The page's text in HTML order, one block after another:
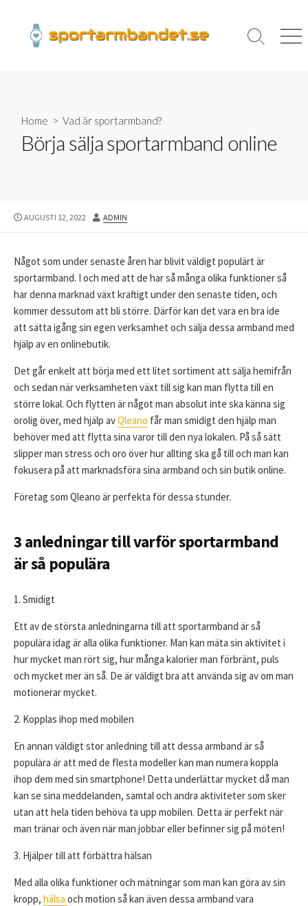
content
Search
Home > Vad är sportarmband?
Börja sälja sportarmband online
PUBLISHED
AUGUSTI 12, 2022 AUTHOR
ADMIN
Något som under senaste åren har blivit väldigt populärt är
sportarmband. I och med att de har så många olika funktioner så
har denna marknad växt kraftigt under den senaste tiden, och
kommer dessutom att bli större. Därför kan det vara en bra ide
att sätta igång sin egen verksamhet och sälja dessa armband med
hjälp av en onlinebutik.
Det går enkelt att börja med ett litet sortiment att sälja hemifrån
och sedan när verksamheten växt till sig kan man flytta till en
större lokal. Och flytten är något man absolut inte ska känna sig
orolig över, med hjälp avQleano får man smidigt den hjälp man
behöver med att flytta sina varor till den nya lokalen. På så sätt
slipper man stress och oro över hur allting ska gå till och man kan
fokusera på att marknadsföra sina armband och sin butik online.
Företag som Qleano är perfekta för dessa stunder.
3 anledningar till varför sportarmband
är så populära
1. Smidigt
Ett av de största anledningarna till att sportarmband är så
populära idag är alla olika funktioner. Man kan mäta sin aktivitet i
hur mycket man rört sig, hur många kalorier man förbränt, puls
och mycket mer än så. De är väldigt bra att använda sig av om man
motionerar mycket.
2. Kopplas ihop med mobilen
En annan väldigt stor anledning till att dessa armband är så
populära är att med de flesta modeller kan man numera koppla
ihop dem med sin smartphone! Detta underlättar mycket då man
kan se sina meddelanden, samtal och andra aktiviteter som sker
utan att hela tiden behöva ta upp mobilen. Detta är perfekt när
man tränar och även när man jobbar eller befinner sig på möten!
3. Hjälper till att förbättra hälsan
Med alla olika funktioner och mätningar som man kan göra av sin
kropp, hälsa och motion så kan även dessa armband vara